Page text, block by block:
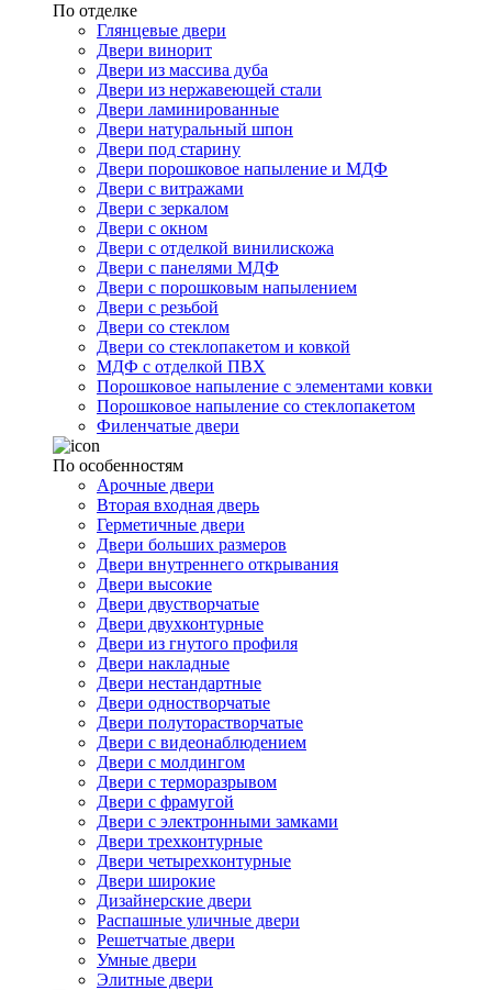
По отделке
Глянцевые двери
Двери винорит
Двери из массива дуба
Двери из нержавеющей стали
Двери ламинированные
Двери натуральный шпон
Двери под старину
Двери порошковое напыление и МДФ
Двери с витражами
Двери с зеркалом
Двери с окном
Двери с отделкой винилискожа
Двери с панелями МДФ
Двери с порошковым напылением
Двери с резьбой
Двери со стеклом
Двери со стеклопакетом и ковкой
МДФ с отделкой ПВХ
Порошковое напыление с элементами ковки
Порошковое напыление со стеклопакетом
Филенчатые двери
По особенностям
Арочные двери
Вторая входная дверь
Герметичные двери
Двери больших размеров
Двери внутреннего открывания
Двери высокие
Двери двустворчатые
Двери двухконтурные
Двери из гнутого профиля
Двери накладные
Двери нестандартные
Двери одностворчатые
Двери полуторастворчатые
Двери с видеонаблюдением
Двери с молдингом
Двери с терморазрывом
Двери с фрамугой
Двери с электронными замками
Двери трехконтурные
Двери четырехконтурные
Двери широкие
Дизайнерские двери
Распашные уличные двери
Решетчатые двери
Умные двери
Элитные двери